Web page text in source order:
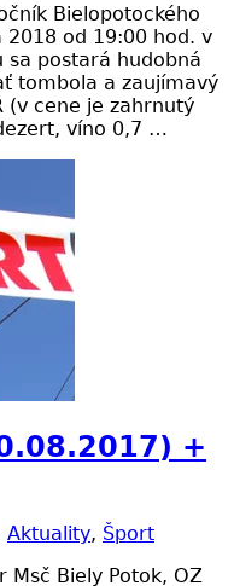
Bielopotockého
2018 od 19:00 hod. v
sa postará hudobná
tombola a zaujímavý
(v cene je zahrnutý
víno 0,7 …
+
Aktuality, Šport
Msč Biely Potok, OZ